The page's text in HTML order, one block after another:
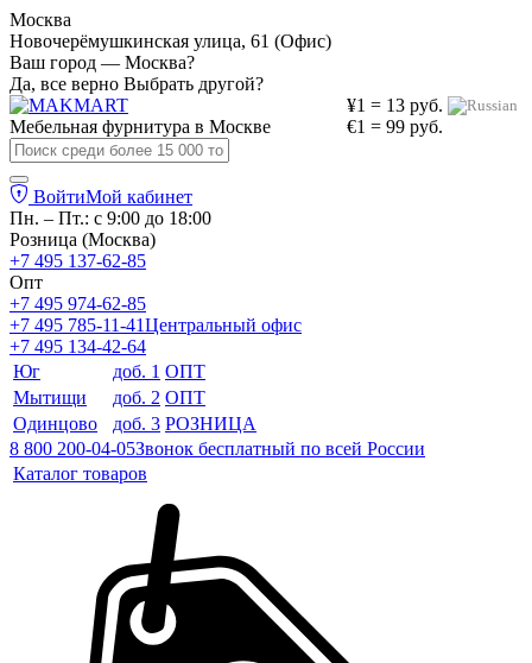
Москва
Новочерёмушкинская улица, 61 (Офис)
Ваш город — Москва?
Да, все верно Выбрать другой?
¥1 = 13 руб.
€1 = 99 руб.
Мебельная фурнитура в Москве
ВойтиМой кабинет
Пн. – Пт.: с 9:00 до 18:00
Розница (Москва)
+7 495 137-62-85
Опт
+7 495 974-62-85
+7 495 785-11-41Центральный офис
+7 495 134-42-64
Юг
доб. 1 ОПТ
Мытищи
доб. 2 ОПТ
Одинцово
доб. 3 РОЗНИЦА
8 800 200-04-05Звонок бесплатный по всей России
Каталог товаров